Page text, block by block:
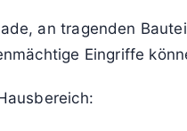
an tragenden
Eingriffe